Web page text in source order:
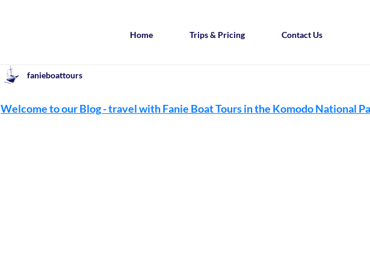
Home Trips & Pricing Contact Us
fanieboattours
Welcome to our Blog - travel with Fanie Boat Tours in the Komodo National